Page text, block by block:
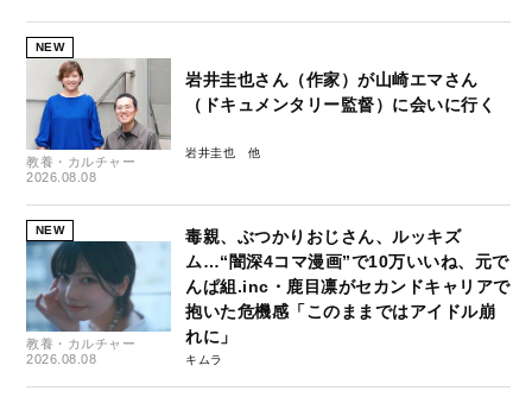
NEW
教養・カルチャー
2026.08.08
岩井圭也さん（作家）が山崎エマさん
（ドキュメンタリー監督）に会いに行く
岩井圭也
NEW
教養・カルチャー
2026.08.08
毒親、ぶつかりおじさん、ルッキズ
ム…“闇深4コマ漫画”で10万いいね、元で
んぱ組.inc・鹿目凛がセカンドキャリアで
抱いた危機感「このままではアイドル崩
れに」
キムラ